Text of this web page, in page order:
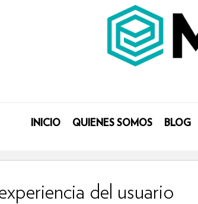
INICIO QUIENES SOMOS BLOG
del usuario